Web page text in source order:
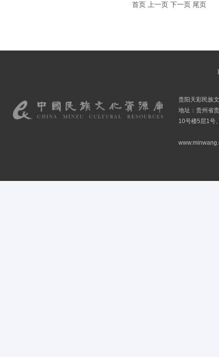
首页 上一页 下一页 尾页
贵阳天彩民族
地址：贵州省
10号楼5层1号